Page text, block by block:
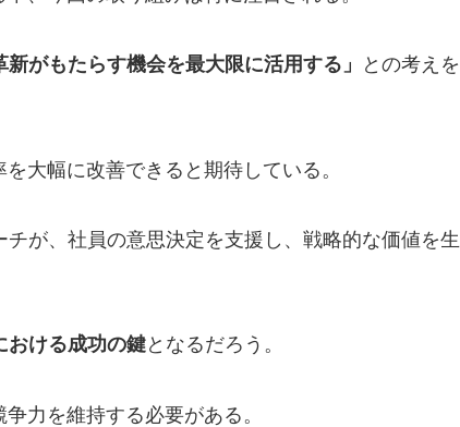
新がもたらす機会を最大限に活用する」
との考えを
大幅に改善できると期待している。
が、社員の意思決定を支援し、戦略的な価値を生
おける成功の鍵となるだろう。
力を維持する必要がある。